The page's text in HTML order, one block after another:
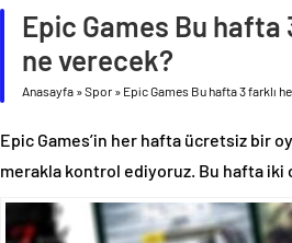
Epic Games Bu
ne verecek?
Anasayfa »Spor » Epic Games Bu hafta 3 farklı
Epic Games’in her hafta ücretsiz bir
merakla kontrol ediyoruz. Bu hafta iki